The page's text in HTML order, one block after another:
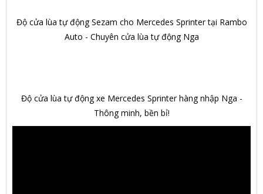
Độ cửa lùa tự động Sezam cho Mercedes Sprinter tại Rambo
Auto - Chuyên cửa lùa tự động Nga
Độ cửa lùa tự động xe Mercedes Sprinter hàng nhập Nga -
Thông minh, bền bỉ!